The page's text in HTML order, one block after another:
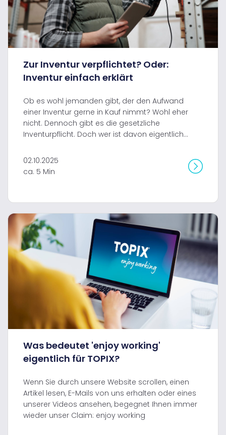
Zur Inventur verpflichtet? Oder:
Inventur einfach erklärt
Ob es wohl jemanden gibt, der den Aufwand
einer Inventur gerne in Kauf nimmt? Wohl eher
nicht. Dennoch gibt es die gesetzliche
Inventurpflicht. Doch wer ist davon eigentlich...
02.10.2025
ca. 5 Min
Was bedeutet 'enjoy working'
eigentlich für TOPIX?
Wenn Sie durch unsere Website scrollen, einen
Artikel lesen, E-Mails von uns erhalten oder eines
unserer Videos ansehen, begegnet Ihnen immer
wieder unser Claim: enjoy working